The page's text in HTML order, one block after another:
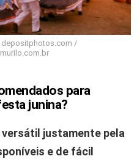
depositphotos.com /
para
junina?
versátil justamente pela
e de fácil